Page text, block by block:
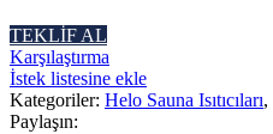
TEKLİF AL
Karşılaştırma
İstek listesine ekle
Kategoriler: Helo Sauna Isıtıcıları,
Paylaşın: